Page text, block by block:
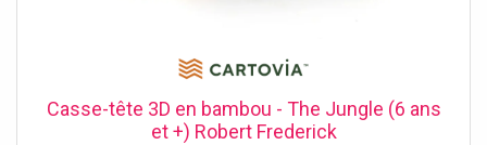
Casse-tête 3D en bambou - The Jungle (6 ans
et +) Robert Frederick